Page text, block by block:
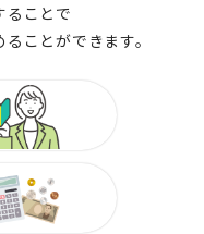
ることで
ことができます。